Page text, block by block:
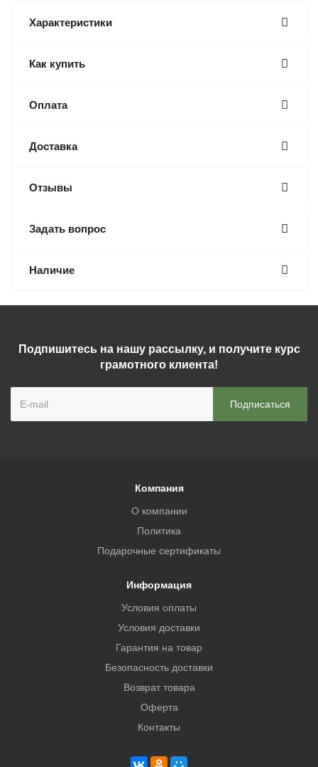
Характеристики
Как купить
Оплата
Доставка
Отзывы
Задать вопрос
Наличие
Подпишитесь на нашу рассылку, и получите курс
грамотного клиента!
Компания
О компании
Политика
Подарочные сертификаты
Информация
Условия оплаты
Условия доставки
Гарантия на товар
Безопасность доставки
Возврат товара
Оферта
Контакты